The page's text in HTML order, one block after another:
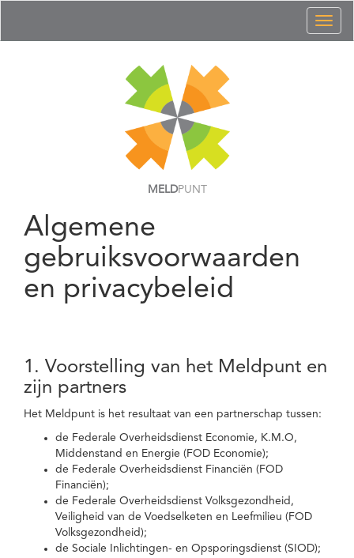
MELDPUNT
Algemene
gebruiksvoorwaarden
en privacybeleid
1. Voorstelling van het Meldpunt en
zijn partners
Het Meldpunt is het resultaat van een partnerschap tussen:
de Federale Overheidsdienst Economie, K.M.O,
Middenstand en Energie (FOD Economie);
de Federale Overheidsdienst Financiën (FOD
Financiën);
de Federale Overheidsdienst Volksgezondheid,
Veiligheid van de Voedselketen en Leefmilieu (FOD
Volksgezondheid);
de Sociale Inlichtingen- en Opsporingsdienst (SIOD);